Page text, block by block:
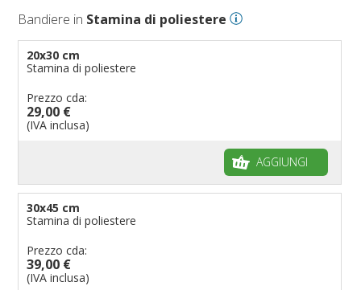
Bandiere in Stamina di poliestere
20x30 cm
Stamina di poliestere
Prezzo cda:
29,00 €
(IVA inclusa)
AGGIUNGI
30x45 cm
Stamina di poliestere
Prezzo cda:
39,00 €
(IVA inclusa)